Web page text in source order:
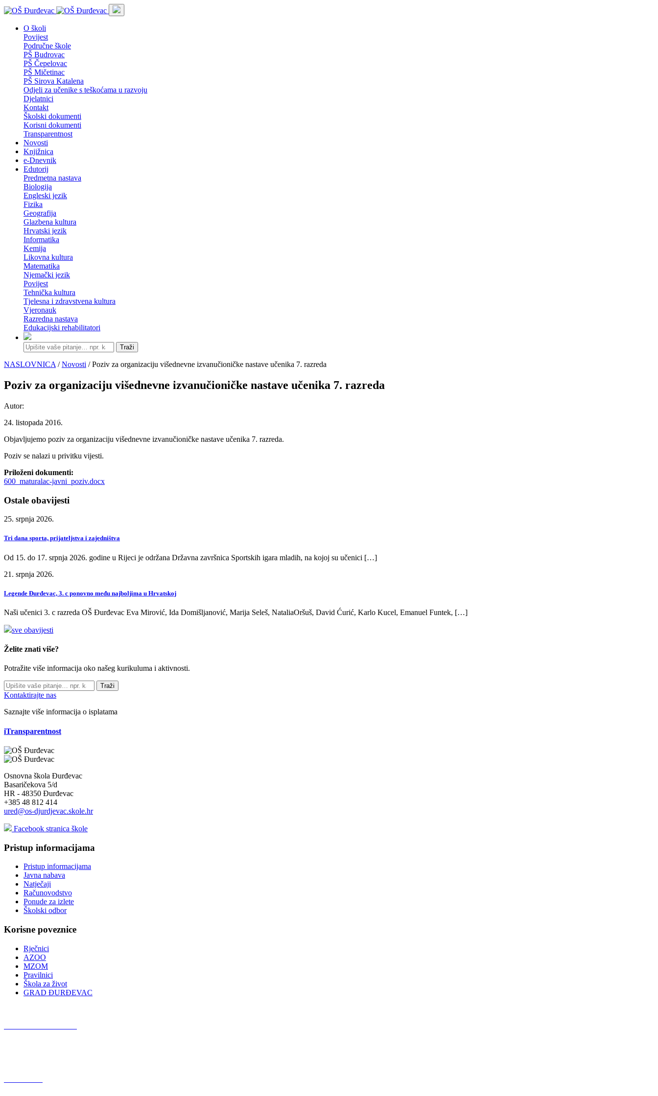
O školi
Povijest
Područne škole
PŠ Budrovac
PŠ Čepelovac
PŠ Mičetinac
PŠ Sirova Katalena
Odjeli za učenike s teškoćama u razvoju
Djelatnici
Kontakt
Školski dokumenti
Korisni dokumenti
Transparentnost
Novosti
Knjižnica
e-Dnevnik
Edutorij
Predmetna nastava
Biologija
Engleski jezik
Fizika
Geografija
Glazbena kultura
Hrvatski jezik
Informatika
Kemija
Likovna kultura
Matematika
Njemački jezik
Povijest
Tehnička kultura
Tjelesna i zdravstvena kultura
Vjeronauk
Razredna nastava
Edukacijski rehabilitatori
Traži
NASLOVNICA /Novosti / Poziv za organizaciju višednevne izvanučioničke nastave učenika 7. razreda
Poziv za organizaciju višednevne izvanučioničke nastave učenika 7. razreda
Autor:
24. listopada 2016.
Objavljujemo poziv za organizaciju višednevne izvanučioničke nastave učenika 7. razreda.
Poziv se nalazi u privitku vijesti.
Priloženi dokumenti:
600_maturalac-javni_poziv.docx
Ostale obavijesti
25. srpnja 2026.
Tri dana sporta, prijateljstva i zajedništva
Od 15. do 17. srpnja 2026. godine u Rijeci je održana Državna završnica Sportskih igara mladih, na kojoj su učenici […]
21. srpnja 2026.
Legende Đurđevac, 3. c ponovno među najboljima u Hrvatskoj
Naši učenici 3. c razreda OŠ Đurđevac Eva Mirović, Ida Domišljanović, Marija Seleš, NataliaOršuš, David Ćurić, Karlo Kucel, Emanuel Funtek, […]
sve obavijesti
Želite znati više?
Potražite više informacija oko našeg kurikuluma i aktivnosti.
Traži
Kontaktirajte nas
Saznajte više informacija o isplatama
iTransparentnost
Osnovna škola Đurđevac
Basaričekova 5/d
HR - 48350 Đurđevac
+385 48 812 414
ured@os-djurdjevac.skole.hr
Facebook stranica škole
Pristup informacijama
Pristup informacijama
Javna nabava
Natječaji
Računovodstvo
Ponude za izlete
Školski odbor
Korisne poveznice
Rječnici
AZOO
MZOM
Pravilnici
Škola za život
GRAD ĐURĐEVAC